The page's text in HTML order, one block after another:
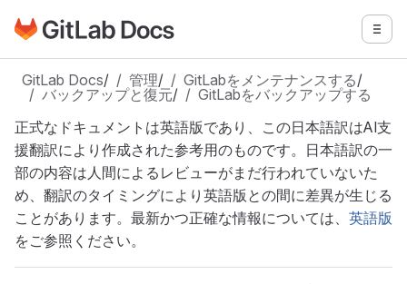
メインコンテンツにスキップ
GitLabドキュメントのホームページに移動 メニ
GitLab Docs/ 管理/ GitLabをメンテナンスする/
バックアップと復元/
GitLabをバックアップする
正式なドキュメントは英語版であり、この日本語訳はAI支
援翻訳により作成された参考用のものです。日本語訳の一
部の内容は人間によるレビューがまだ行われていないた
め、翻訳のタイミングにより英語版との間に差異が生じる
ことがあります。最新かつ正確な情報については、 英語版
をご参照ください。